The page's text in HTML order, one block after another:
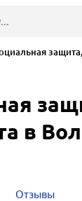
защита,
в
Отзывы